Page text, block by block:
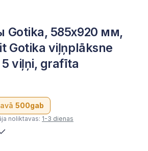
Gotika, 585x920 мм,
Gotika viļņplāksne
viļņi, grafīta
500gab
noliktavas: 1-3 dienas